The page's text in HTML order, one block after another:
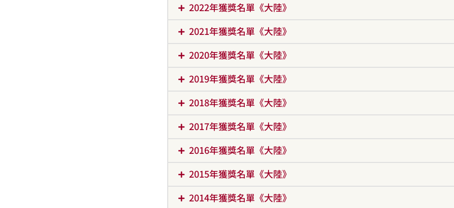
2022年獲獎名單《大陸》
2021年獲獎名單《大陸》
2020年獲獎名單《大陸》
2019年獲獎名單《大陸》
2018年獲獎名單《大陸》
2017年獲獎名單《大陸》
2016年獲獎名單《大陸》
2015年獲獎名單《大陸》
2014年獲獎名單《大陸》